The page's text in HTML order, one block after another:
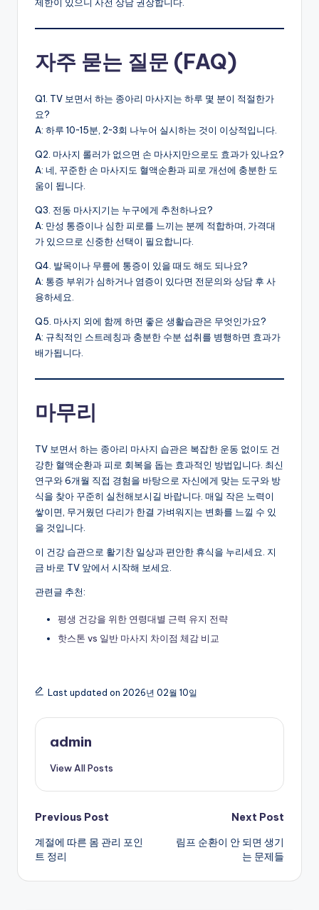
자주 묻는 질문 (FAQ)
Q1. TV 보면서 하는 종아리 마사지는 하루 몇 분이 적절한가
요?
A: 하루 10~15분, 2~3회 나누어 실시하는 것이 이상적입니다.
Q2. 마사지 롤러가 없으면 손 마사지만으로도 효과가 있나요?
A: 네, 꾸준한 손 마사지도 혈액순환과 피로 개선에 충분한 도
움이 됩니다.
Q3. 전동 마사지기는 누구에게 추천하나요?
A: 만성 통증이나 심한 피로를 느끼는 분께 적합하며, 가격대
가 있으므로 신중한 선택이 필요합니다.
Q4. 발목이나 무릎에 통증이 있을 때도 해도 되나요?
A: 통증 부위가 심하거나 염증이 있다면 전문의와 상담 후 사
용하세요.
Q5. 마사지 외에 함께 하면 좋은 생활습관은 무엇인가요?
A: 규칙적인 스트레칭과 충분한 수분 섭취를 병행하면 효과가
배가됩니다.
마무리
TV 보면서 하는 종아리 마사지 습관은 복잡한 운동 없이도 건
강한 혈액순환과 피로 회복을 돕는 효과적인 방법입니다. 최신
연구와 6개월 직접 경험을 바탕으로 자신에게 맞는 도구와 방
식을 찾아 꾸준히 실천해보시길 바랍니다. 매일 작은 노력이
쌓이면, 무거웠던 다리가 한결 가벼워지는 변화를 느낄 수 있
을 것입니다.
이 건강 습관으로 활기찬 일상과 편안한 휴식을 누리세요. 지
금 바로 TV 앞에서 시작해 보세요.
관련글 추천:
평생 건강을 위한 연령대별 근력 유지 전략
핫스톤 vs 일반 마사지 차이점 체감 비교
Last updated on 2026년 02월 10일
admin
View All Posts
Post
navigation
Previous Post
계절에 따른 몸 관리 포인
트 정리
Next Post
림프 순환이 안 되면 생기
는 문제들